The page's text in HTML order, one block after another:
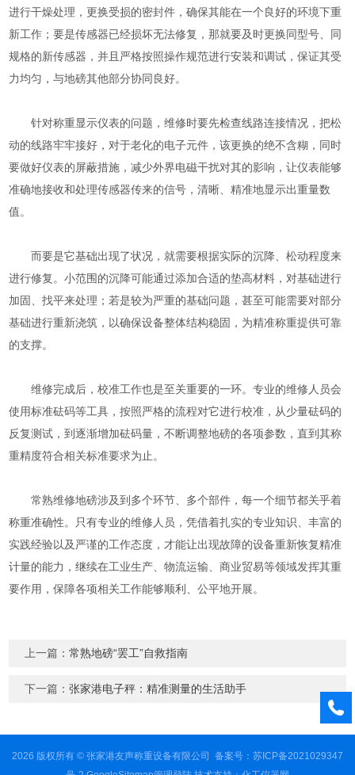
进行干燥处理，更换受损的密封件，确保其能在一个良好的环境下重
新工作；要是传感器已经损坏无法修复，那就要及时更换同型号、同
规格的新传感器，并且严格按照操作规范进行安装和调试，保证其受
力均匀，与地磅其他部分协同良好。
针对称重显示仪表的问题，维修时要先检查线路连接情况，把松
动的线路牢牢接好，对于老化的电子元件，该更换的绝不含糊，同时
要做好仪表的屏蔽措施，减少外界电磁干扰对其的影响，让仪表能够
准确地接收和处理传感器传来的信号，清晰、精准地显示出重量数
值。
而要是它基础出现了状况，就需要根据实际的沉降、松动程度来
进行修复。小范围的沉降可能通过添加合适的垫高材料，对基础进行
加固、找平来处理；若是较为严重的基础问题，甚至可能需要对部分
基础进行重新浇筑，以确保设备整体结构稳固，为精准称重提供可靠
的支撑。
维修完成后，校准工作也是至关重要的一环。专业的维修人员会
使用标准砝码等工具，按照严格的流程对它进行校准，从少量砝码的
反复测试，到逐渐增加砝码量，不断调整地磅的各项参数，直到其称
重精度符合相关标准要求为止。
常熟维修地磅涉及到多个环节、多个部件，每一个细节都关乎着
称重准确性。只有专业的维修人员，凭借着扎实的专业知识、丰富的
实践经验以及严谨的工作态度，才能让出现故障的设备重新恢复精准
计量的能力，继续在工业生产、物流运输、商业贸易等领域发挥其重
要作用，保障各项相关工作能够顺利、公平地开展。
上一篇：常熟地磅“罢工”自救指南
下一篇：张家港电子秤：精准测量的生活助手
2026 版权所有 © 张家港友声称重设备有限公司 备案号：苏ICP备2021029347